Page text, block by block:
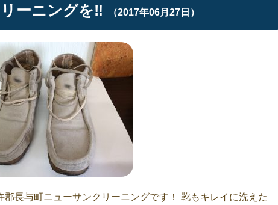
ーニングを‼︎ （2017年06月27日）
長与町ニューサンクリーニングです！ 靴もキレイに洗えた